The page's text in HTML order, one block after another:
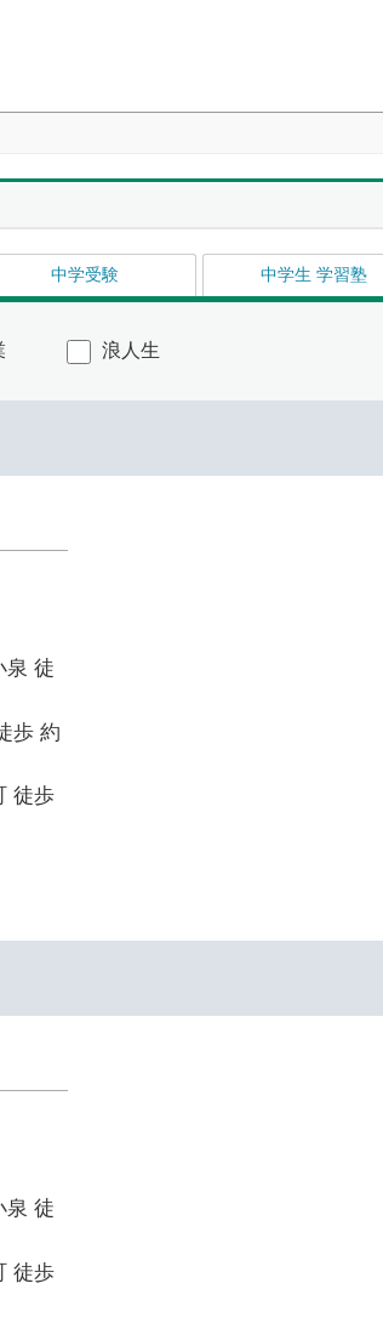
中学受験 中学生 学習塾
浪人生
泉 徒
歩 約
徒歩
泉 徒
徒歩